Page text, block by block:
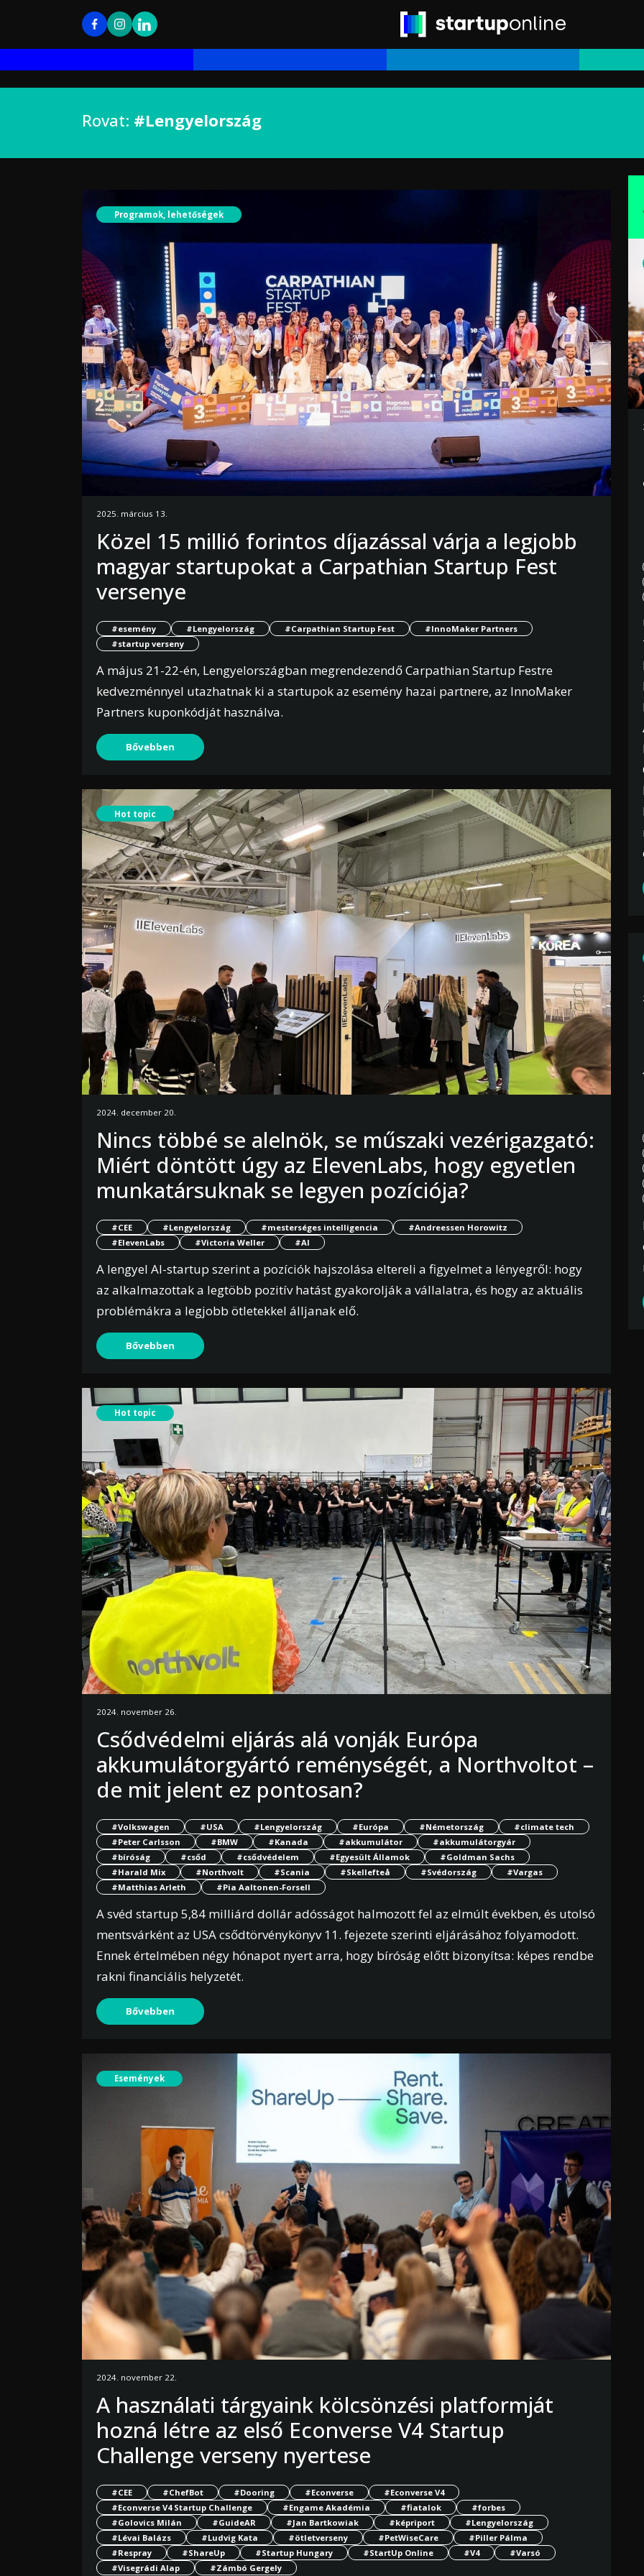
Rovat: #Lengyelország
Programok, lehetőségek
2025. március 13.
Közel 15 millió forintos díjazással várja a legjobb
magyar startupokat a Carpathian Startup Fest
versenye
#esemény #Lengyelország #Carpathian Startup Fest
#InnoMaker Partners
#startup verseny
A május 21-22-én, Lengyelországban megrendezendő Carpathian Startup Festre
kedvezménnyel utazhatnak ki a startupok az esemény hazai partnere, az InnoMaker
Partners kuponkódját használva.
Bővebben
Hot topic
2024. december 20.
Nincs többé se alelnök, se műszaki vezérigazgató:
Miért döntött úgy az ElevenLabs, hogy egyetlen
munkatársuknak se legyen pozíciója?
#CEE #Lengyelország #mesterséges intelligencia
#Andreessen Horowitz
#ElevenLabs
#Victoria Weller #AI
A lengyel AI-startup szerint a pozíciók hajszolása eltereli a figyelmet a lényegről: hogy
az alkalmazottak a legtöbb pozitív hatást gyakorolják a vállalatra, és hogy az aktuális
problémákra a legjobb ötletekkel álljanak elő.
Bővebben
Hot topic
2024. november 26.
Csődvédelmi eljárás alá vonják Európa
akkumulátorgyártó reménységét, a Northvoltot –
de mit jelent ez pontosan?
#Volkswagen #USA #Lengyelország #Európa #Németország
#climate tech
#Peter Carlsson
#BMW #Kanada #akkumulátor
#akkumulátorgyár
#bíróság
#csőd #csődvédelem #Egyesült Államok
#Goldman Sachs
#Harald Mix
#Northvolt #Scania #Skellefteå #Svédország
#Vargas
#Matthias Arleth
#Pia Aaltonen-Forsell
A svéd startup 5,84 milliárd dollár adósságot halmozott fel az elmúlt években, és utolsó
mentsvárként az USA csődtörvénykönyv 11. fejezete szerinti eljárásához folyamodott.
Ennek értelmében négy hónapot nyert arra, hogy bíróság előtt bizonyítsa: képes rendbe
rakni financiális helyzetét.
Bővebben
Események
2024. november 22.
A használati tárgyaink kölcsönzési platformját
hozná létre az első Econverse V4 Startup
Challenge verseny nyertese
#CEE #ChefBot #Dooring #Econverse
#Econverse V4
#Econverse V4 Startup Challenge
#Engame Akadémia #fiatalok
#forbes
#Golovics Milán
#GuideAR #Jan Bartkowiak #képriport
#Lengyelország
#Lévai Balázs
#Ludvig Kata #ötletverseny #PetWiseCare
#Piller Pálma
#Respray
#ShareUp #Startup Hungary #StartUp Online #V4
#Varsó
#Visegrádi Alap
#Zámbó Gergely